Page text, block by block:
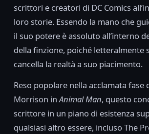
scrittori e creatori di DC Comics
loro storie. Essendo la mano che
il suo potere è assoluto all’interno
della finzione, poiché letteralmente
cancella la realtà a suo piacimento.
Reso popolare nella acclamata fase
Morrison inAnimal Man, questo
scrittore in un piano di esistenza
qualsiasi altro essere, incluso The